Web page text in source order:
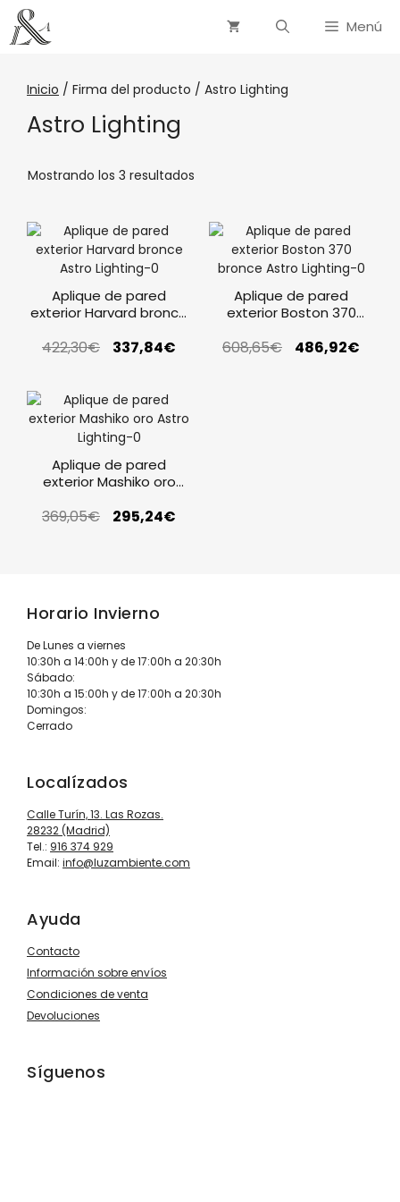
Menú
Inicio / Firma del producto / Astro Lighting
Astro Lighting
Mostrando los 3 resultados
Aplique de pared
exterior Harvard bronce
422,30€ 337,84€
Aplique de pared
exterior Boston 370
608,65€ 486,92€
Aplique de pared
exterior Mashiko oro
369,05€ 295,24€
Horario Invierno
De Lunes a viernes
10:30h a 14:00h y de 17:00h a 20:30h
Sábado:
10:30h a 15:00h y de 17:00h a 20:30h
Domingos:
Cerrado
Localízados
Calle Turín, 13. Las Rozas.
28232 (Madrid)
Tel.: 916 374 929
Email: info@luzambiente.com
Ayuda
Contacto
Información sobre envíos
Condiciones de venta
Devoluciones
Síguenos